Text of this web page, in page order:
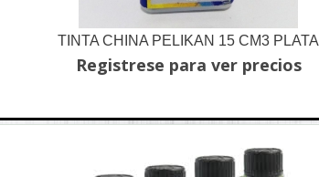
TINTA CHINA PELIKAN 15 CM3 PLATA
Registrese para ver precios